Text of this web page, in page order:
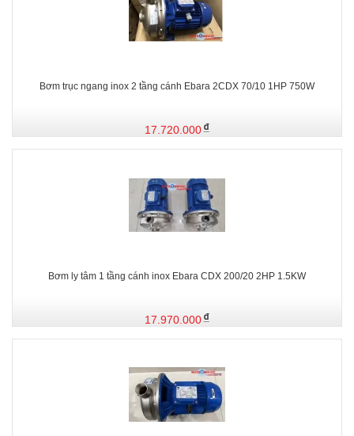
Bơm trục ngang inox 2 tầng cánh Ebara 2CDX 70/10 1HP 750W
17.720.000
Bơm ly tâm 1 tầng cánh inox Ebara CDX 200/20 2HP 1.5KW
17.970.000